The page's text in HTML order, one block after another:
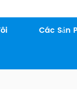
Các Sản